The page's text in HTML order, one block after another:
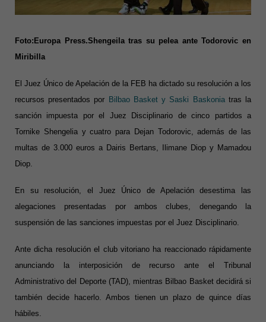
Foto:Europa Press.Shengeila tras su pelea ante Todorovic en
Miribilla
El Juez Único de Apelación de la FEB ha dictado su resolución a los
recursos presentados por Bilbao Basket y Saski Baskoniatras la
sanción impuesta por el Juez Disciplinario de cinco partidos a
Tornike Shengelia y cuatro para Dejan Todorovic, además de las
multas de 3.000 euros a Dairis Bertans, Ilimane Diop y Mamadou
Diop.
En su resolución, el Juez Único de Apelación desestima las
alegaciones presentadas por ambos clubes, denegando la
suspensión de las sanciones impuestas por el Juez Disciplinario.
Ante dicha resolución el club vitoriano ha reaccionado rápidamente
anunciando la interposición de recurso ante el Tribunal
Administrativo del Deporte (TAD), mientras Bilbao Basket decidirá si
también decide hacerlo. Ambos tienen un plazo de quince días
hábiles.